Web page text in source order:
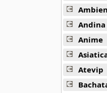
Damaris
11 músicas
Danielito
5 músicas
Dennis
7 músicas
Andina
Anime
Atevip